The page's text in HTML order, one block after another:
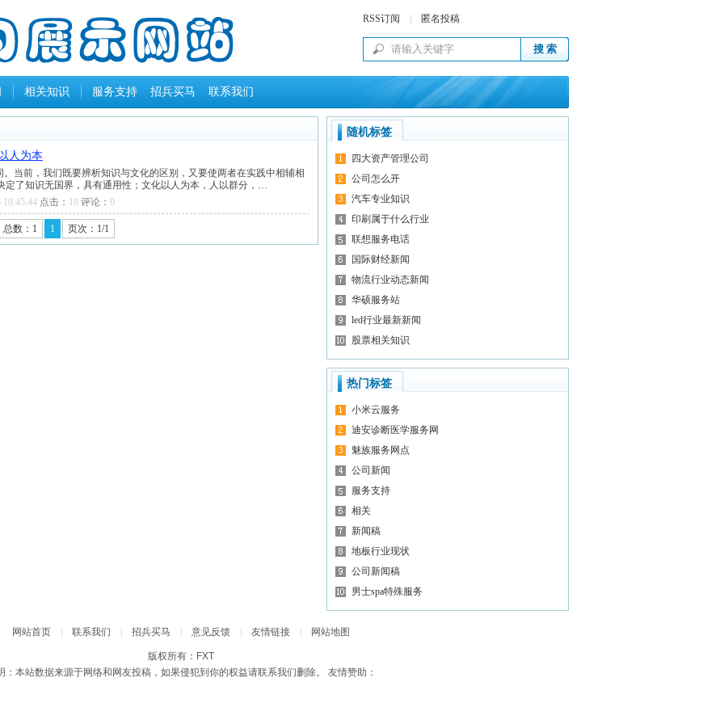
RSS订阅 匿名投稿
相关知识 服务支持 招兵买马 联系我们
人为本
当前，我们既要辨析知识与文化的区别，又要使两者在实践中相辅相
定了知识无国界，具有通用性；文化以人为本，人以群分，…
10.45.44 点击： 18 评论： 0
总数：1 1 页次：1/1
随机标签
四大资产管理公司
公司怎么开
汽车专业知识
印刷属于什么行业
联想服务电话
国际财经新闻
物流行业动态新闻
华硕服务站
led行业最新新闻
股票相关知识
热门标签
小米云服务
迪安诊断医学服务网
魅族服务网点
公司新闻
服务支持
相关
新闻稿
地板行业现状
公司新闻稿
男士spa特殊服务
网站首页 联系我们 招兵买马 意见反馈 友情链接 网站地图
版权所有：FXT
：本站数据来源于网络和网友投稿，如果侵犯到你的权益请联系我们删除。 友情赞助：